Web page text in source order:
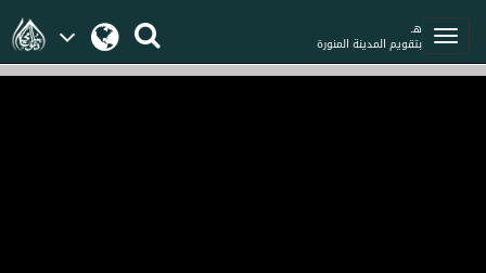
هـ
بتقويم المدينة المنورة